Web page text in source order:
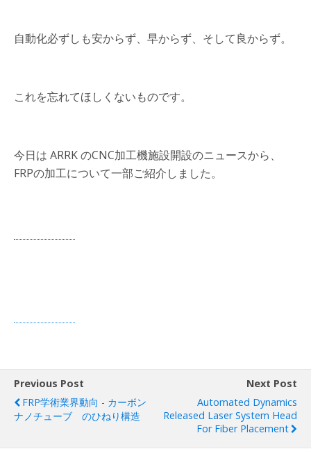
自動化必ずしも安からず、早からず、そして良からず。
これを忘れてほしくないものです。
今日は ARRK のCNC加工機施設開設のニュースから、
FRPの加工について一部ご紹介しました。
Previous Post
FRP学術業界動向 - カーボン
ナノチューブ のひねり構造
Next Post
Automated Dynamics
Released Laser System Head
For Fiber Placement